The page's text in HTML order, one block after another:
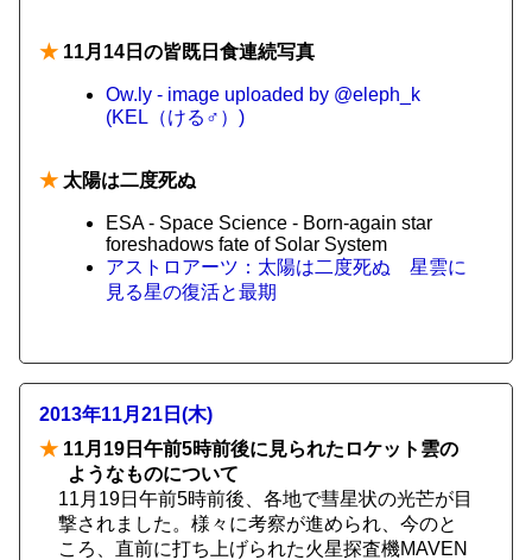
★ 11月14日の皆既日食連続写真
Ow.ly - image uploaded by @eleph_k
(KEL（ける♂）)
★ 太陽は二度死ぬ
ESA - Space Science - Born-again star
foreshadows fate of Solar System
アストロアーツ：太陽は二度死ぬ 星雲に
見る星の復活と最期
2013年11月21日(木)
★ 11月19日午前5時前後に見られたロケット雲の
ようなものについて
11月19日午前5時前後、各地で彗星状の光芒が目
撃されました。様々に考察が進められ、今のと
ころ、直前に打ち上げられた火星探査機MAVEN